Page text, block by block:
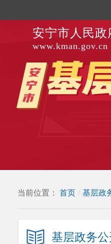
安宁市人民政
www.kman.gov.cn
当前位置： 首页 / 基层政
基层政务公